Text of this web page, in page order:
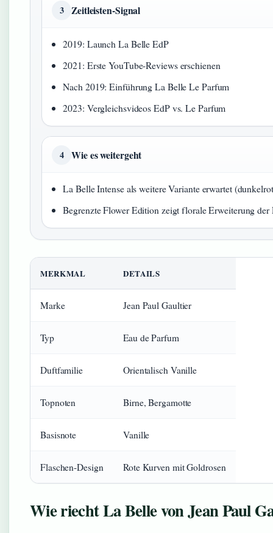
3 Zeitleisten-Signal
2019: Launch La Belle EdP
2021: Erste YouTube-Reviews erschienen
Nach 2019: Einführung La Belle Le Parfum
2023: Vergleichsvideos EdP vs. Le Parfum
4 Wie es weitergeht
La Belle Intense als weitere Variante erwartet
Begrenzte Flower Edition zeigt florale Erweiterung
MERKMAL DETAILS
Marke Jean Paul Gaultier
Typ Eau de Parfum
Duftfamilie Orientalisch Vanille
Topnoten Birne, Bergamotte
Basisnote Vanille
Flaschen-Design Rote Kurven mit Goldrosen
Wie riecht La Belle von Jean Paul